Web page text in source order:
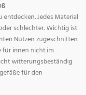
entdecken. Jedes Material
schlechter. Wichtig ist
Nutzen zugeschnitten
für innen nicht im
witterungsbeständig
für den